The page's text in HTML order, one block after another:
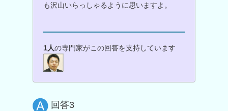
も沢山いらっしゃるように思いますよ。
1人の専門家がこの回答を支持しています
回答3